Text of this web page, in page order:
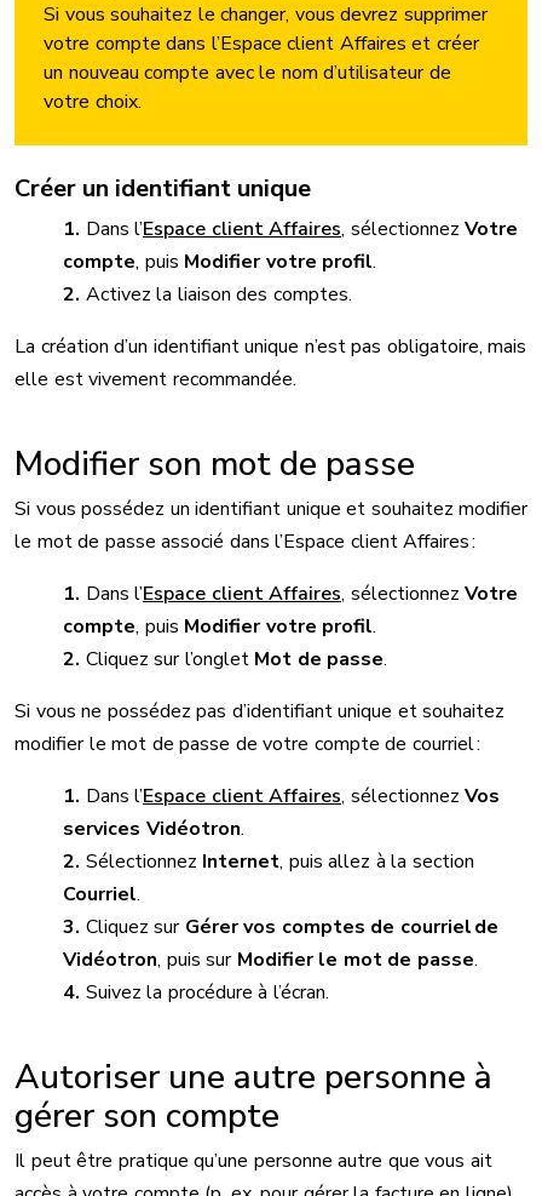
Si vous souhaitez le changer, vous devrez supprimer
votre compte dans l’Espace client Affaires et créer
un nouveau compte avec le nom d’utilisateur de
votre choix.
Créer un identifiant unique
Dans l’Espace client Affaires, sélectionnez Votre
compte, puis Modifier votre profil.
Activez la liaison des comptes.
La création d’un identifiant unique n’est pas obligatoire, mais
elle est vivement recommandée.
Modifier son mot de passe
Si vous possédez un identifiant unique et souhaitez modifier
le mot de passe associé dans l’Espace client Affaires :
Dans l’Espace client Affaires, sélectionnez Votre
compte, puis Modifier votre profil.
Cliquez sur l’onglet Mot de passe.
Si vous ne possédez pas d’identifiant unique et souhaitez
modifier le mot de passe de votre compte de courriel :
Dans l’Espace client Affaires, sélectionnez Vos
services Vidéotron.
Sélectionnez Internet, puis allez à la section
Courriel.
Cliquez sur Gérer vos comptes de courriel de
Vidéotron, puis sur Modifier le mot de passe.
Suivez la procédure à l’écran.
Autoriser une autre personne à
gérer son compte
Il peut être pratique qu’une personne autre que vous ait